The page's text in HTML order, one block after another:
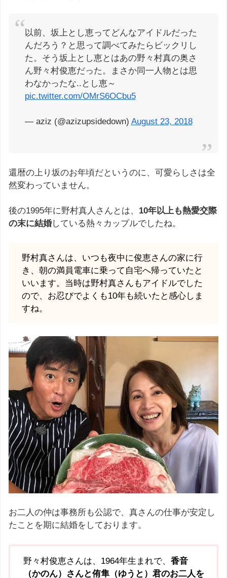
以前、坂上とし恵ってどんなアイドルだった
んだろう？と思って調べてみたらビックリし
た。そう坂上とし恵とはあの野々村真の奥さ
ん野々村俊恵だった。まさか同一人物とは思
わなかったな..とし恵～
pic.twitter.com/OMrS6OCbu5
— aziz (@azizupsidedown) August 23, 2018
還暦の上り坂のお年頃だというのに、可愛らしさは全
然変わっていません。
後の1995年に野村真人さんとは、 10年以上も熱愛交際
の末に結婚している熱々カップルでしたね。
野村真さんは、いつも夜中に俊恵さんの家に行
き、朝の満員電車に乗って自宅へ帰っていたと
いいます。当時は野村真さんもアイドルでした
ので、お忍びでよくも10年も続いたと感心しま
すね。
お二人の仲は事務所も公認で、真さんの仕事が安定し
たことを期に結婚をしております。
野々村俊恵さんは、1964年生まれで、 香音
（かのん）さんと侑隼（ゆうと）君のお二人を